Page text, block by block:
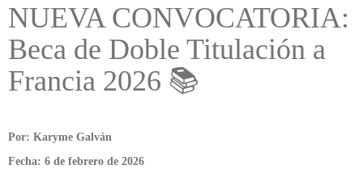
NUEVA CONVOCATORIA:
Beca de Doble Titulación a
Francia 2026 📚
Por: Karyme Galván
Fecha: 6 de febrero de 2026